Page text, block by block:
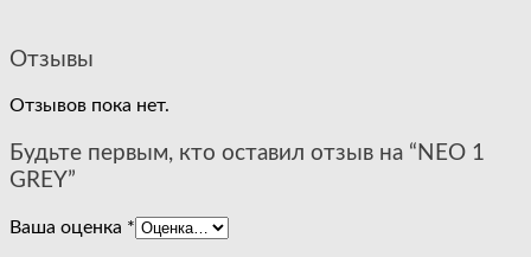
Отзывы
Отзывов пока нет.
Будьте первым, кто оставил отзыв на “NEO 1
GREY”
Ваша оценка *